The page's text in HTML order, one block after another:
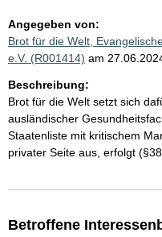
Angegeben von:
Brot für die Welt,
e.V. (R001414) am
Beschreibung:
Brot für die Welt setzt sich
ausländischer
Staatenliste mit kritischem
privater Seite aus, erfolgt
Betroffene